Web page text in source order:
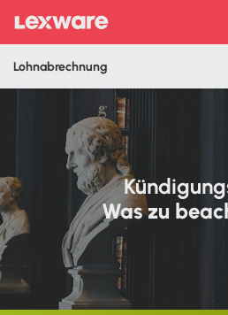
Lohnabrechnung
Was zu